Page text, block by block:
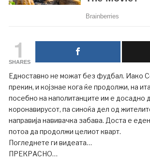
1
SHARES
Едноставно не можат без фудбал. Иако
прекин, и којзнае кога ќе продолжи, на
посебно на наполитанците им е досадно
коронавирусот, па синоќа дел од
направија навивачка забава. Доста е
потоа да продолжи целиот кварт.
Погледнете ги видеата…
ПРЕКРАСНО…